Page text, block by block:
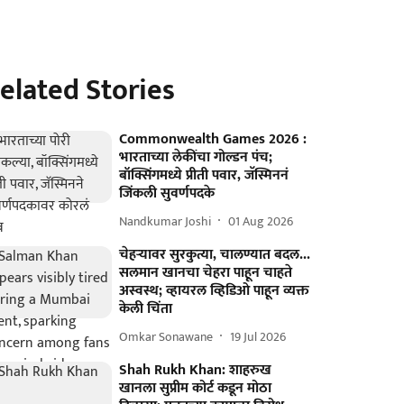
Stories
Commonwealth Games 2026 :
भारताच्या लेकींचा गोल्डन पंच;
बॉक्सिंगमध्ये प्रीती पवार, जॅस्मिननं
जिंकली सुवर्णपदके
Nandkumar Joshi 01 Aug 2026
चेहऱ्यावर सुरकुत्या, चालण्यात बदल...
सलमान खानचा चेहरा पाहून चाहते
अस्वस्थ; व्हायरल व्हिडिओ पाहून व्यक्त
केली चिंता
Omkar Sonawane 19 Jul 2026
Shah Rukh Khan: शाहरुख
खानला सुप्रीम कोर्ट कडून मोठा